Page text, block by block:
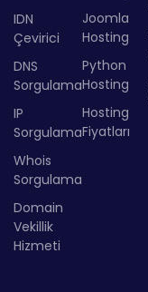
IDN
Çevirici
DNS
Sorgulama
IP
Sorgulama
Whois
Sorgulama
Domain
Vekillik
Hizmeti
Joomla
Hosting
Python
Hosting
Hosting
Fiyatları